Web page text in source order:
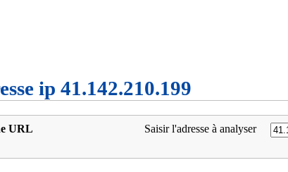
ip 41.142.210.199
URL Saisir l'adresse à analyser